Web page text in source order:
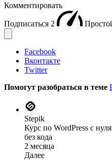
Комментировать
Подписаться 2
Facebook
Вконтакте
Twitter
Помогут разобраться в теме
Stepik
Курс по WordPress с
без кода
2 месяца
Далее